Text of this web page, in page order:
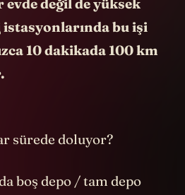
değil de yüksek
istasyonlarında bu işi
10 dakikada 100 km
sürede doluyor?
boş depo / tam depo